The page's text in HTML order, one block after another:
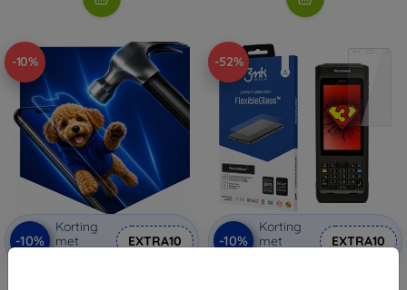
-10%
-10%
Korting
met
EXTRA10
-52%
-10%
Korting
met
EXTRA10